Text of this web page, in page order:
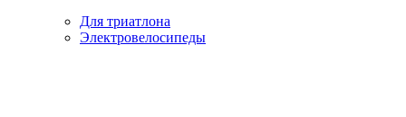
Для триатлона
Электровелосипеды